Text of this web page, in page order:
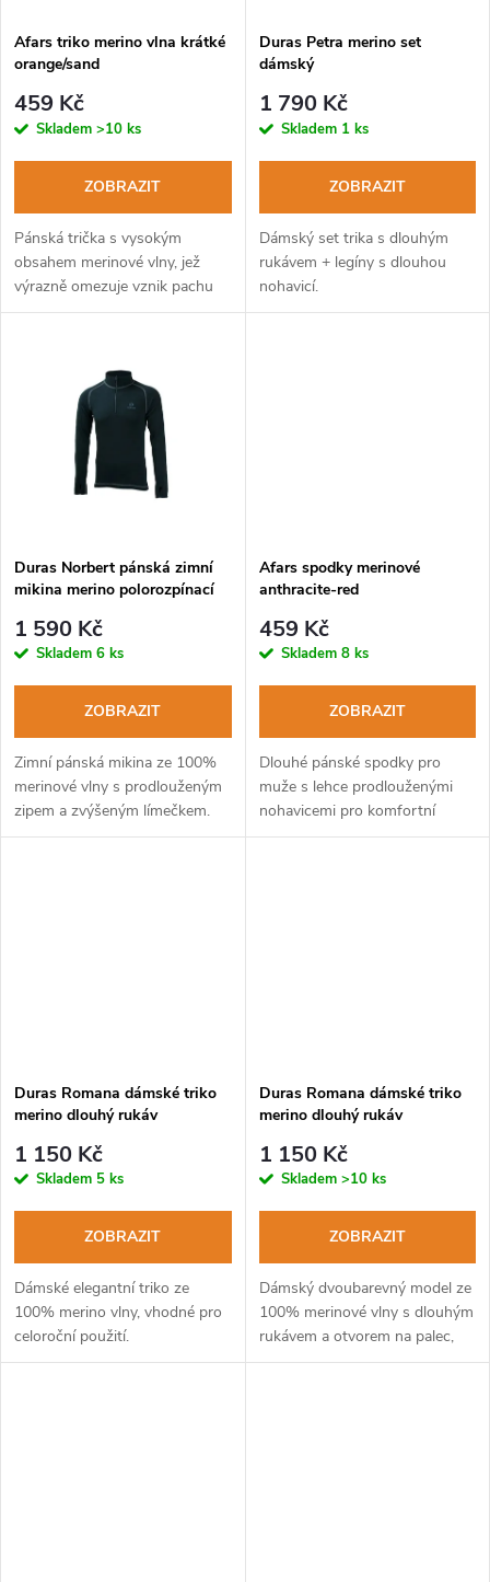
p
r
o
d
u
s
p
r
d
u
Afars triko merino vlna krátké
orange/sand
459 Kč
Skladem >10 ks
ZOBRAZIT
Pánská trička s vysokým
obsahem merinové vlny, jež
výrazně omezuje vznik pachu
potu a je velmi příjemné na
Duras Petra merino set
dámský
1 790 Kč
Skladem 1 ks
ZOBRAZIT
Dámský set trika s dlouhým
rukávem + legíny s dlouhou
nohavicí.
Duras Norbert pánská zimní
mikina merino polorozpínací
1 590 Kč
Skladem 6 ks
ZOBRAZIT
Zimní pánská mikina ze 100%
merinové vlny s prodlouženým
zipem a zvýšeným límečkem.
Afars spodky merinové
anthracite-red
459 Kč
Skladem 8 ks
ZOBRAZIT
Dlouhé pánské spodky pro
muže s lehce prodlouženými
nohavicemi pro komfortní
nošení i posez, kdy se běžně
Duras Romana dámské triko
merino dlouhý rukáv
1 150 Kč
Skladem 5 ks
ZOBRAZIT
Dámské elegantní triko ze
100% merino vlny, vhodné pro
celoroční použití.
Duras Romana dámské triko
merino dlouhý rukáv
1 150 Kč
Skladem >10 ks
ZOBRAZIT
Dámský dvoubarevný model ze
100% merinové vlny s dlouhým
rukávem a otvorem na palec,
pro chladnější dny.